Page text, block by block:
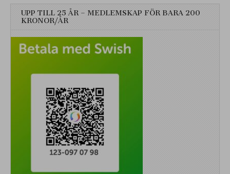
UPP TILL 25 ÅR – MEDLEMSKAP FÖR BARA 200
KRONOR/ÅR